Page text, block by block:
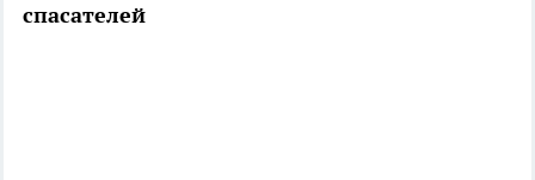
спасателей